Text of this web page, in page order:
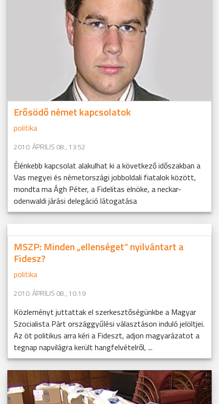
Erősödő német kapcsolatok
politika
2010. ÁPRILIS 08., 13:52
Élénkebb kapcsolat alakulhat ki a következő időszakban a
Vas megyei és németországi jobboldali fiatalok között,
mondta ma Ágh Péter, a Fidelitas elnöke, a neckar-
odenwaldi járási delegáció látogatása
MSZP: Minden „ellenséget” nyilvántart a
Fidesz?
politika
2010. ÁPRILIS 08., 10:19
Közleményt juttattak el szerkesztőségünkbe a Magyar
Szocialista Párt országgyűlési választáson induló jelöltjei.
Az öt politikus arra kéri a Fideszt, adjon magyarázatot a
tegnap napvilágra került hangfelvételről, ...